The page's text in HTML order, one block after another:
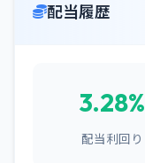
配当履歴
3.28%
配当利回り